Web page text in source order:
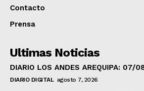
Contacto
Prensa
Ultimas Noticias
DIARIO LOS ANDES AREQUIPA: 07/
DIARIO DIGITAL agosto 7, 2026